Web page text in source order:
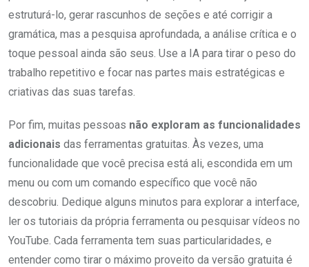
estruturá-lo, gerar rascunhos de seções e até corrigir a
gramática, mas a pesquisa aprofundada, a análise crítica e o
toque pessoal ainda são seus. Use a IA para tirar o peso do
trabalho repetitivo e focar nas partes mais estratégicas e
criativas das suas tarefas.
Por fim, muitas pessoas não exploram as funcionalidades
adicionais das ferramentas gratuitas. Às vezes, uma
funcionalidade que você precisa está ali, escondida em um
menu ou com um comando específico que você não
descobriu. Dedique alguns minutos para explorar a interface,
ler os tutoriais da própria ferramenta ou pesquisar vídeos no
YouTube. Cada ferramenta tem suas particularidades, e
entender como tirar o máximo proveito da versão gratuita é